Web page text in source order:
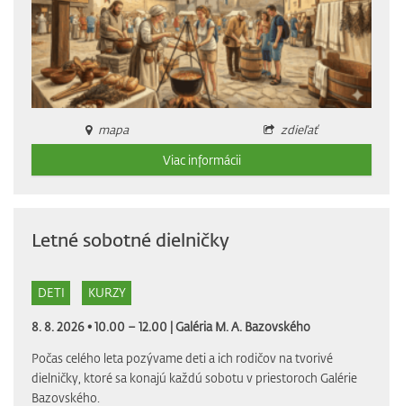
mapa
zdieľať
Viac informácii
Letné sobotné dielničky
DETI KURZY
8. 8. 2026 • 10.00 – 12.00 |Galéria M. A. Bazovského
Počas celého leta pozývame deti a ich rodičov na tvorivé
dielničky, ktoré sa konajú každú sobotu v priestoroch Galérie
Bazovského.